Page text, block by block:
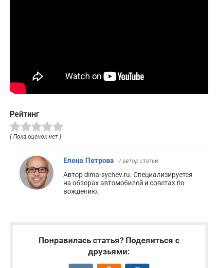
Рейтинг
( Пока оценок нет )
Елена Петрова / автор статьи
Автор dima-sychev.ru. Специализируется
на обзорах автомобилей и советах по
вождению.
Понравилась статья? Поделиться с
друзьями: